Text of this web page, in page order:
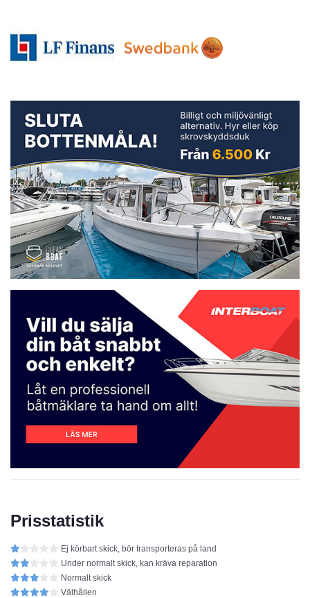
Prisstatistik
Ej körbart skick, bör transporteras på land
Under normalt skick, kan kräva reparation
Normalt skick
Välhållen